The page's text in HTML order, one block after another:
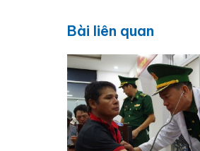
Bài liên quan